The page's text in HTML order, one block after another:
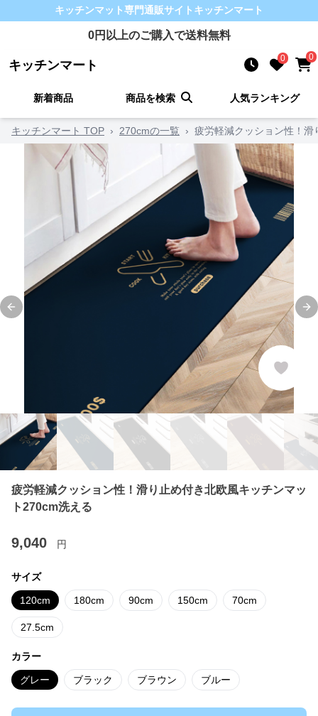
キッチンマット専門通販サイト キッチンマート
0円以上のご購入で送料無料
キッチンマート 0 0
新着商品 商品を検索 人気ランキング
キッチンマート TOP › 270cmの一覧 › 疲労軽減クッション性！
Previous slide
疲労軽減クッション性！滑り止め付き北欧風キッチンマッ
ト270cm洗える
9,040 円
サイズ
120cm 180cm 90cm 150cm 70cm
27.5cm
カラー
グレー ブラック ブラウン ブルー